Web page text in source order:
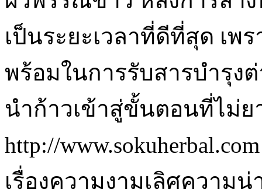
เป็นระยะเวลาที่ดีที่สุด เพ
พร้อมในการรับสารบำรุง
นำก้าวเข้าสู่ขั้นตอนที่ไม่
http://
เรื่องความงามเลิศความ